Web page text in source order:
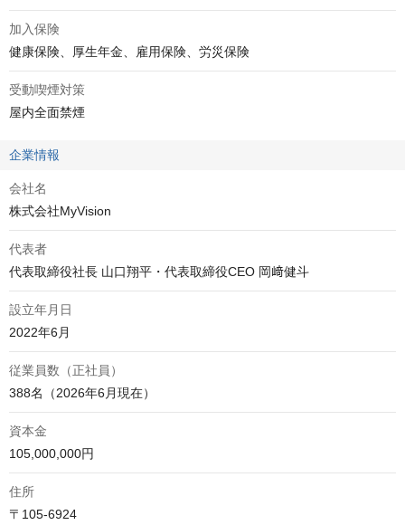
加入保険
健康保険、厚生年金、雇用保険、労災保険
受動喫煙対策
屋内全面禁煙
企業情報
会社名
株式会社MyVision
代表者
代表取締役社長 山口翔平・代表取締役CEO 岡﨑健斗
設立年月日
2022年6月
従業員数（正社員）
388名（2026年6月現在）
資本金
105,000,000円
住所
〒105-6924